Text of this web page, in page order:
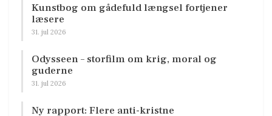
Kunstbog om gådefuld længsel fortjener
læsere
31. jul 2026
Odysseen – storfilm om krig, moral og
guderne
31. jul 2026
Ny rapport: Flere anti-kristne